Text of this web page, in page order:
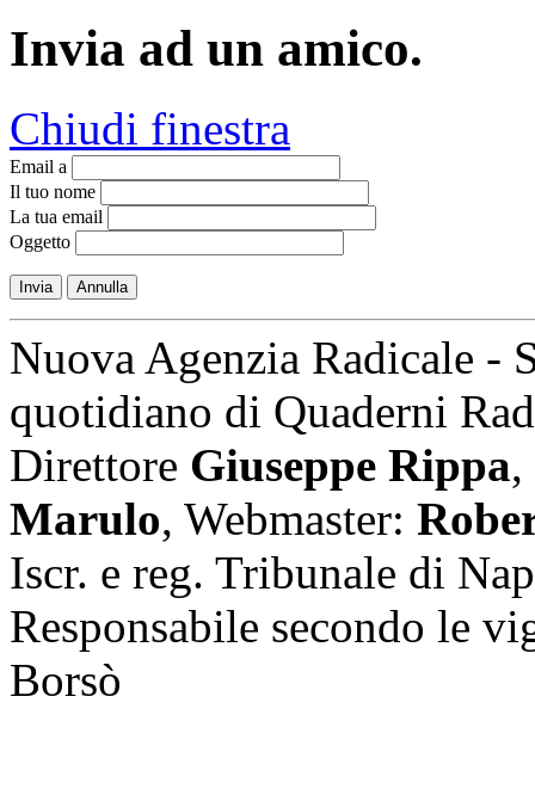
Invia ad un amico.
Chiudi finestra
Email a
Il tuo nome
La tua email
Oggetto
Invia Annulla
Nuova Agenzia Radicale -
quotidiano di Quaderni
Direttore Giuseppe Rippa,
Marulo, Webmaster:
Iscr. e reg. Tribunale di
Responsabile secondo le
Borsò